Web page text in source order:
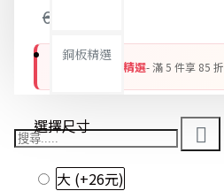
銅板精選
64元
銅板好物 平價精選- 滿 5 件享 85 折
選擇尺寸
大 (+26元)